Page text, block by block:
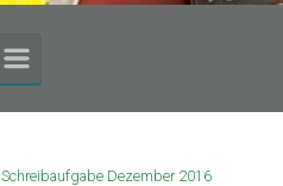
Schreibaufgabe Dezember 2016